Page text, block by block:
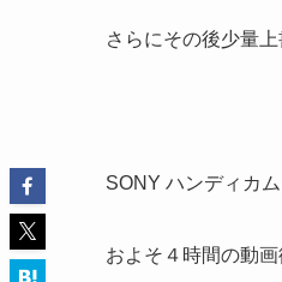
さらにその後少量
SONY ハンディカ
およそ４時間の動画